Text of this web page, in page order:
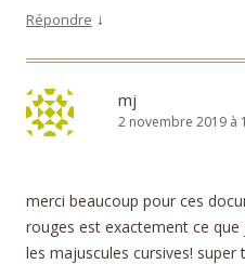
Répondre ↓
mj
2 novembre 2019 à
merci beaucoup pour ces
rouges est exactement ce
les majuscules cursives! super